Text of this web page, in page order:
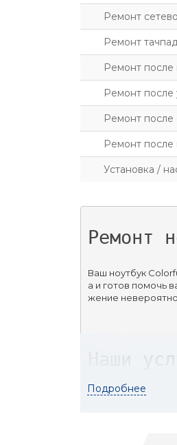
Ремонт
Ремонт
Ремонт после
Ремонт после
Ремонт после
Ремонт после
Установка /
Ремонт
Ваш ноутбук
а и готов помочь
жение невероятно
Подробнее